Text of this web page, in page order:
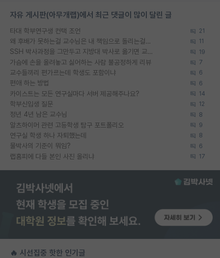
자유 게시판(아무개랩)에서 최근 댓글이 많이 달린 글
타대 학부연구생 컨택 조언 21
왜 후배가 못하는걸 교수님은 내 책임으로 돌리는걸까요? 11
SSH 박사과정을 그만두고 지방대 박사로 옮기면 교수의 꿈은 끝일까요? 19
가슴에 손을 올려놓고 싫어하는 사람 불공정하게 리뷰 7
교수들끼리 편가르는데 학생도 포함이냐 6
편애 하는 방법 6
카이스트는 모든 연구실마다 서버 제공해주나요? 14
학부신입생 질문 12
정년 4년 남은 교수님 8
알츠하이머 관련 고등학생 탐구 포트폴리오 9
연구실 학생 하나 자퇴했는데 8
물박사의 기준이 뭐임? 6
랩홈피에 다들 본인 사진 올리냐 17
🔥 시선집중 핫한 인기글